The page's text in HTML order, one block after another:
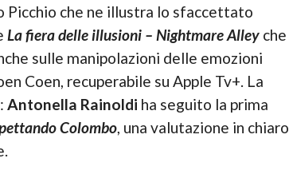
Picchio che ne illustra lo sfaccettato
La fiera delle illusioni – Nightmare Alleyche
sulle manipolazioni delle emozioni
Coen, recuperabile su Apple Tv+. La
Antonella Rainoldi ha seguito la prima
Colombo, una valutazione in chiaro